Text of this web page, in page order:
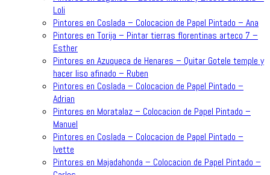
Loli
Pintores en Coslada – Colocacion de Papel Pintado – Ana
Pintores en Torija – Pintar tierras florentinas arteco 7 –
Esther
Pintores en Azuqueca de Henares – Quitar Gotele temple y
hacer liso afinado – Ruben
Pintores en Coslada – Colocacion de Papel Pintado –
Adrian
Pintores en Moratalaz – Colocacion de Papel Pintado –
Manuel
Pintores en Coslada – Colocacion de Papel Pintado –
Ivette
Pintores en Majadahonda – Colocacion de Papel Pintado –